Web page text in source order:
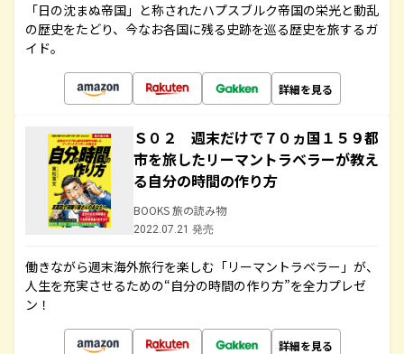
「日の沈まぬ帝国」と称されたハプスブルク帝国の栄光と動乱
の歴史をたどり、今なお各国に残る史跡を巡る歴史を旅するガ
イド。
詳細を見る
Ｓ０２ 週末だけで７０ヵ国１５９都
市を旅したリーマントラベラーが教え
る自分の時間の作り方
BOOKS 旅の読み物
2022.07.21 発売
働きながら週末海外旅行を楽しむ「リーマントラベラー」が、
人生を充実させるための“自分の時間の作り方”を全力プレゼ
ン！
詳細を見る